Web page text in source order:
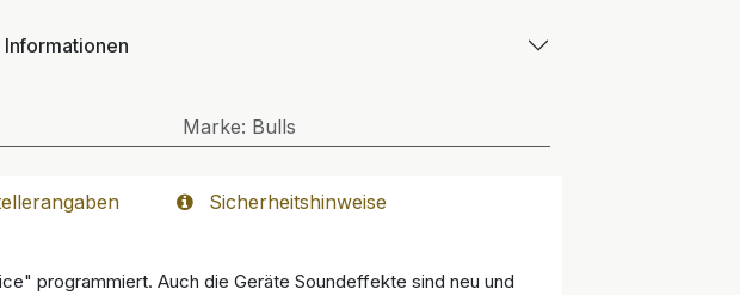
Marke: Bulls
Sicherheitshinweise
programmiert. Auch die Geräte Soundeffekte sind neu und